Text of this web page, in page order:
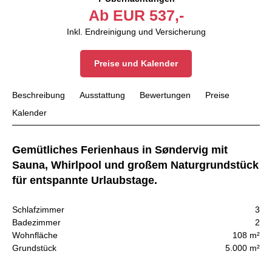
Ab EUR 537,-
Inkl. Endreinigung und Versicherung
Preise und Kalender
Beschreibung Ausstattung Bewertungen
Preise
Kalender
Gemütliches Ferienhaus in Søndervig mit
Sauna, Whirlpool und großem Naturgrundstück
für entspannte Urlaubstage.
Schlafzimmer
3
Badezimmer
2
Wohnfläche
108 m²
Grundstück
5.000 m²